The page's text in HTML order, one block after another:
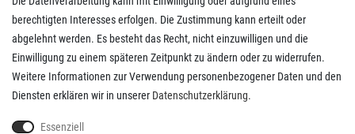
Kunden Service
Anmelden
Registrieren
Kontakt
berechtigten Interesses erfolgen. Die Zustimmung kann erteilt oder
abgelehnt werden. Es besteht das Recht, nicht einzuwilligen und die
Einwilligung zu einem späteren Zeitpunkt zu ändern oder zu widerrufen.
Weitere Informationen zur Verwendung personenbezogener Daten und den
Diensten erklären wir in unserer Daten­schutz­erklärung.
Essenziell